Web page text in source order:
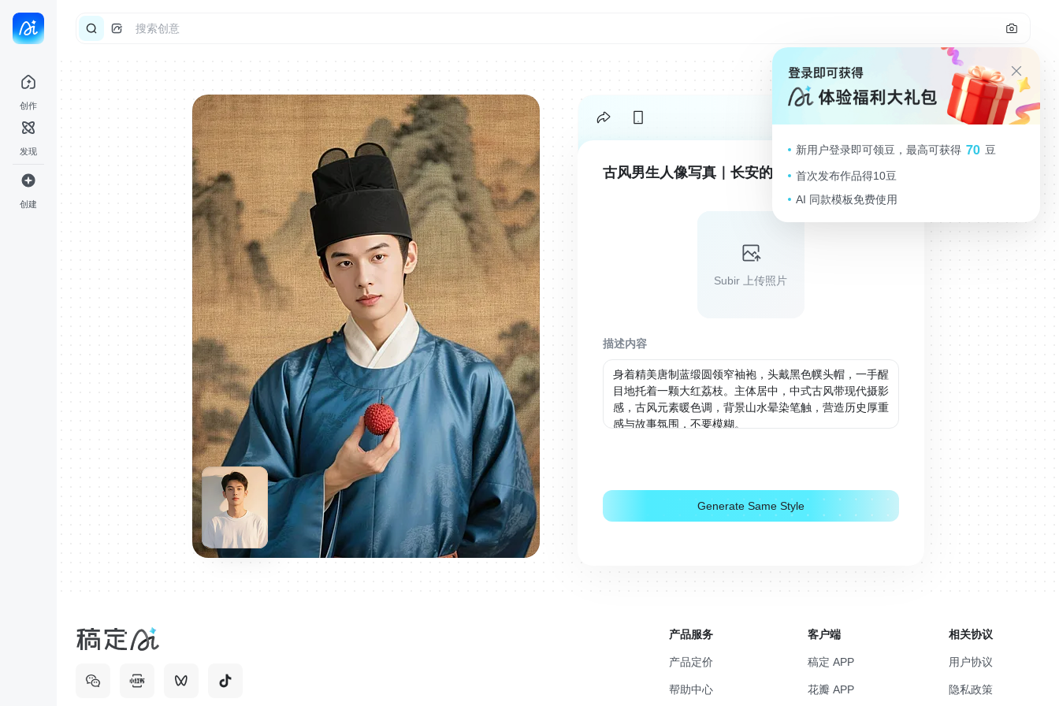
创作
发现
创建
古风男生人像写真｜长安的荔枝
Subir 上传照片
描述内容
Generate Same Style
产品服务
产品定价
帮助中心
客户端
稿定 APP
花瓣 APP
相关协议
用户协议
隐私政策
新用户登录即可领豆，最高可获得 70 豆
首次发布作品得10豆
AI 同款模板免费使用